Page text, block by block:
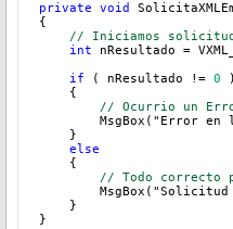
private void
{
// Iniciamos solicitud
int nResultado =
    if
( nResultado != 0 )
    {
// Ocurrio un
MsgBox("Error en
    }
else
    {
// Todo correcto
MsgBox("Solicitud
    }
}